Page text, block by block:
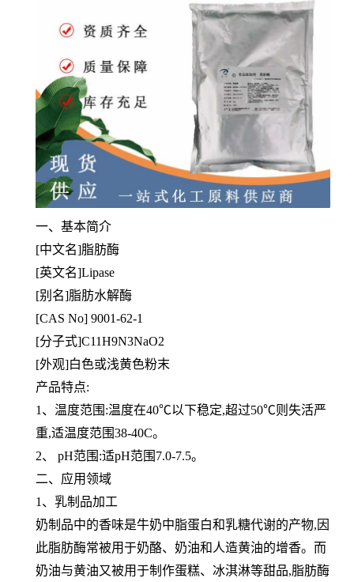
一、基本简介
[中文名]脂肪酶
[英文名]Lipase
[别名]脂肪水解酶
[CAS No] 9001-62-1
[分子式]C11H9N3NaO2
[外观]白色或浅黄色粉末
产品特点:
1、温度范围:温度在40℃以下稳定,超过50℃则失活严
重,适温度范围38-40C。
2、 pH范围:适pH范围7.0-7.5。
二、应用领域
1、乳制品加工
奶制品中的香味是牛奶中脂蛋白和乳糖代谢的产物,因
此脂肪酶常被用于奶酪、奶油和人造黄油的增香。而
奶油与黄油又被用于制作蛋糕、冰淇淋等甜品,脂肪酶